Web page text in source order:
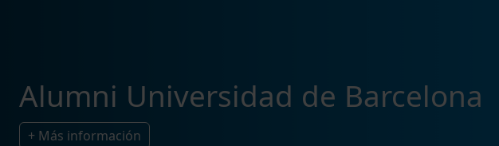
Alumni Universidad de Barcelona
+ Más información